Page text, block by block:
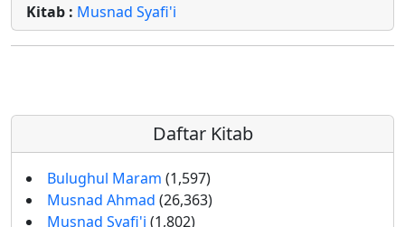
Kitab : Musnad Syafi'i
Daftar Kitab
Bulughul Maram (1,597)
Musnad Ahmad (26,363)
Musnad Syafi'i (1,802)